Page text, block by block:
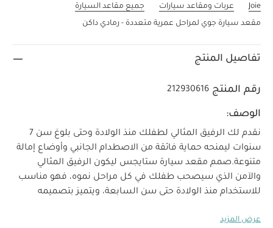
Joie عربات ومقاعد سيارات
جميع مقاعد السيارة
مقعد سيارة جوي لمراحل عمرية متعددة - رمادي داكن
تفاصيل المنتج
رقم المنتج 212930616
الوصف:
نقدم لك الرفيق المثالي لطفلك منذ الولادة وحتى بلوغ سن 7
سنوات ليمنحه حماية فائقة من الاصطدام الجانبي وأوضاع إمالة
متنوعة.صمم مقعد سيارة ستايجس ليكون الرفيق المثالي
والآمن الذي سيصحب طفلك في كل مراحل نموه، فهو مناسب
للاستخدام منذ الولادة حتى سن السابعة، ويتميز بتصميمه
من الصدمات. كما يتميز بخاصية إزالة الوسائد لتوسيع المقعد
عرض المزيد